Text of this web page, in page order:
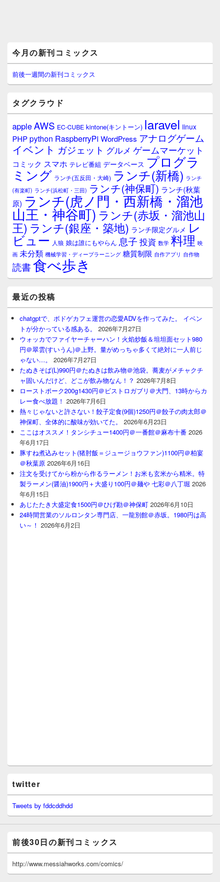
イ
ン
サ
イ
ウ
ィ
ジ
ェ
ア
今月の新刊コミックス
前後一週間の新刊コミックス
タグクラウド
appleAWS EC-CUBE kintone(キントーン) laravel linux
PHPpython RaspberryPi WordPress アナログゲーム
イベント ガジェット グルメ ゲームマーケット
コミック スマホ テレビ番組 データベース プログラ
ミング ランチ(五反田・大崎) ランチ(新橋) ランチ
(有楽町) ランチ(浜松町・三田) ランチ(神保町) ランチ(秋葉
原) ランチ(虎ノ門・西新橋・溜池
山王・神谷町) ランチ(赤坂・溜池山
王) ランチ(銀座・築地) ランチ限定グルメ レ
ビュー 人狼 娘は誰にもやらん 息子 投資 数学 料理 映
画 未分類 機械学習・ディープラーニング 糖質制限 自作アプリ 自作物
読書食べ歩き
最近の投稿
chatgptで、ボドゲカフェ運営の恋愛ADVを作ってみた。 イベン
トが分かっている感ある。
2026年7月27日
ウォッカでファイヤーチャーハン！火焰炒飯＆坦坦面セット980
円＠翠雲(すいうん)＠上野。量がめっちゃ多くて絶対に一人前じ
ゃない…。
2026年7月27日
たぬきそば(L)990円＠たぬきは飲み物＠池袋。蕎麦がメチャクチ
ャ固いんだけど、どこが飲み物なん！？ 2026年7月8日
ローストポーク200g1430円＠ビストロガブリ＠大門、13時からカ
レー食べ放題！ 2026年7月6日
熱々じゃないと許さない！餃子定食(9個)1250円＠餃子の肉太郎＠
神保町、全体的に酸味が効いてた。
2026年6月23日
ここはオススメ！タンシチュー1400円＠一番館＠麻布十番 2026
年6月17日
豚すね煮込みセット(猪肘飯＝ジュージョウファン)1100円＠柏宴
＠秋葉原 2026年6月16日
注文を受けてから粉から作るラーメン！お米も玄米から精米。特
製ラーメン(醤油)1900円＋大盛り100円＠麺や 七彩＠八丁堀 2026
年6月15日
あじたたき大盛定食1500円＠ひげ勘＠神保町 2026年6月10日
24時間営業のソルロンタン専門店、一龍別館＠赤坂。1980円は高
い～！ 2026年6月2日
twitter
Tweets by fddcddhdd
前後30日の新刊コミックス
http://www.messiahworks.com/comics/